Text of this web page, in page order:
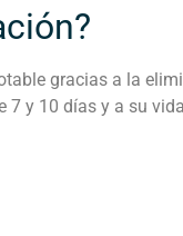
gracias a la
7 y 10 días y a su